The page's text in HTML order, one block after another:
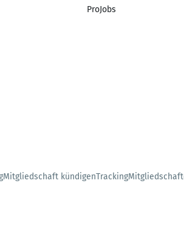
ProJobs
Mitgliedschaft kündigenTracking